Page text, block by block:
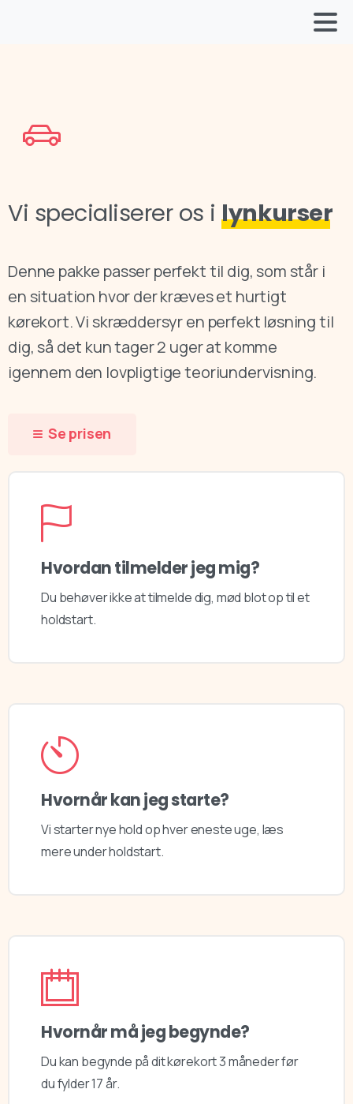
Vi specialiserer os ilynkurser
Denne pakke passer perfekt til dig, som står i
en situation hvor der kræves et hurtigt
kørekort. Vi skræddersyr en perfekt løsning til
dig, så det kun tager 2 uger at komme
igennem den lovpligtige teoriundervisning.
Se prisen
Hvordan tilmelder jeg mig?
Du behøver ikke at tilmelde dig, mød blot op til et
holdstart.​
Hvornår kan jeg starte?
Vi starter nye hold op hver eneste uge, læs
mere under holdstart.​
Hvornår må jeg begynde?
Du kan begynde på dit kørekort 3 måneder før
du fylder 17 år.​